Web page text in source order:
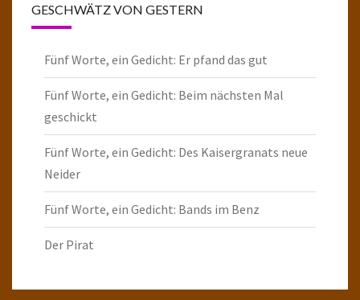
GESCHWÄTZ VON GESTERN
Fünf Worte, ein Gedicht: Er pfand das gut
Fünf Worte, ein Gedicht: Beim nächsten Mal
geschickt
Fünf Worte, ein Gedicht: Des Kaisergranats neue
Neider
Fünf Worte, ein Gedicht: Bands im Benz
Der Pirat